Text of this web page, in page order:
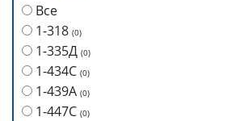
Все
1-318 (0)
1-335Д (0)
1-434С (0)
1-439А (0)
1-447С (0)